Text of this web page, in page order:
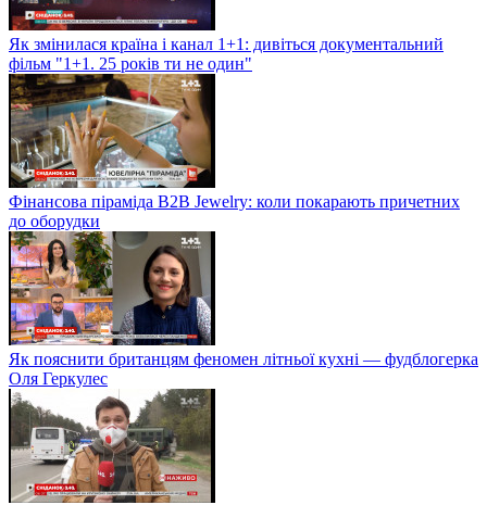
Як змінилася країна і канал 1+1: дивіться документальний
фільм "1+1. 25 років ти не один"
Фінансова піраміда B2B Jewelry: коли покарають причетних
до оборудки
Як пояснити британцям феномен літньої кухні — фудблогерка
Оля Геркулес